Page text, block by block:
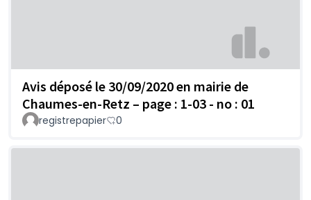
Avis déposé le 30/09/2020 en mairie de
Chaumes-en-Retz – page : 1-03 - no : 01
registrepapier 0